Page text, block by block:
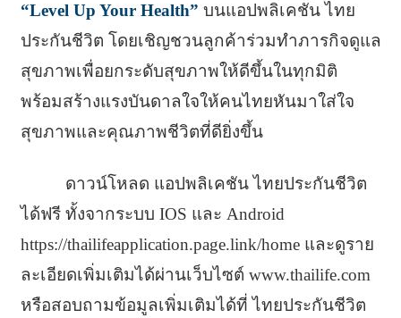
“Level Up Your Health” บนแอปพลิเคชัน ไทย
ประกันชีวิต โดยเชิญชวนลูกค้าร่วมทำภารกิจดูแล
สุขภาพเพื่อยกระดับสุขภาพให้ดีขึ้นในทุกมิติ
พร้อมสร้างแรงบันดาลใจให้คนไทยหันมาใส่ใจ
สุขภาพและคุณภาพชีวิตที่ดียิ่งขึ้น
ดาวน์โหลด แอปพลิเคชัน ไทยประกันชีวิต
ได้ฟรี ทั้งจากระบบ IOS และ Android
https://thailifeapplication.page.link/home และดูราย
ละเอียดเพิ่มเติมได้ผ่านเว็บไซต์ www.thailife.com
หรือสอบถามข้อมูลเพิ่มเติมได้ที่ ไทยประกันชีวิต